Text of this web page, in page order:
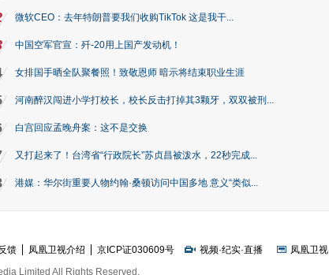
微软CEO：去年特朗普要我们收购TikTok 这是我干...
中国空军官宣：歼-20用上国产发动机！
女排国手晒全队聚餐照！致敬恩师 暗示将结束职业生涯
河南醉汉闯进小学打校长，校长反击打掉其3颗牙，双双被刑...
白宫回应孟晚舟案：这不是交换
又打起来了！台湾省“行政院长”苏贞昌被泼水，22秒完成...
港媒：华尔街重要人物约翰·桑顿访问中国多地 意义“类似...
馈 凤凰卫视介绍 京ICP证030609号 视频·纪实·直播
凤凰卫视
Limited All Rights Reserved.